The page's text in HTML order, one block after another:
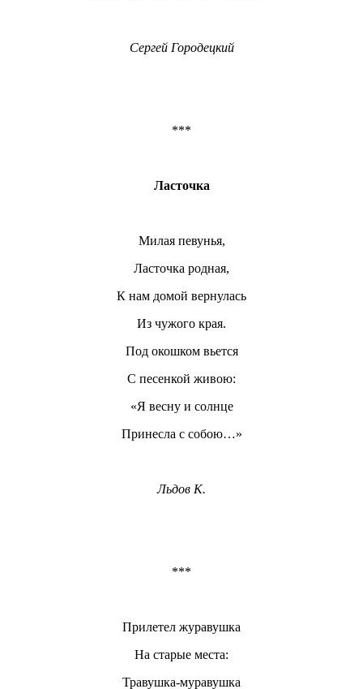
Сергей Городецкий
***
Ласточка
Милая певунья,
Ласточка родная,
К нам домой вернулась
Из чужого края.
Под окошком вьется
С песенкой живою:
«Я весну и солнце
Принесла с собою…»
Льдов К.
***
Прилетел журавушка
На старые места:
Травушка-муравушка